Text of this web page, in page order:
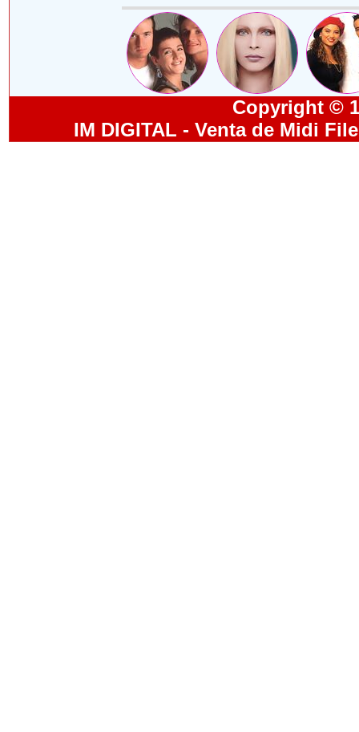
Copyright ©
IM DIGITAL - Venta de Midi